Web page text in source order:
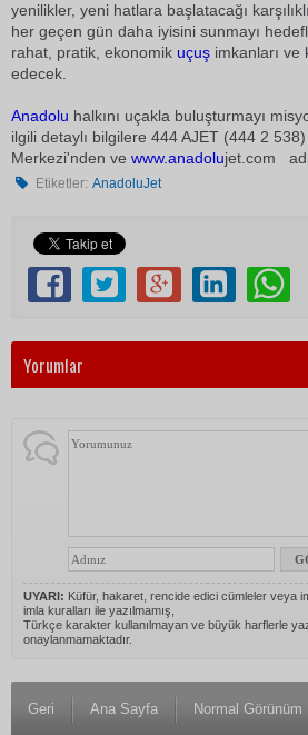
yenilikler, yeni hatlara başlatacağı
her geçen gün daha iyisini sunmayı
rahat, pratik, ekonomik uçuş imkanları
edecek.
Anadolu halkını uçakla buluşturmayı
ilgili detaylı bilgilere 444 AJET (444 2 538)
Merkezi'nden ve www.anadolujet.com
Etiketler: AnadoluJet
Yorumlar
UYARI: Küfür, hakaret, rencide edici cümleler veya
imla kuralları ile yazılmamış,
Türkçe karakter kullanılmayan ve büyük harflerle
onaylanmamaktadır.
Geri Ana Sayfa Normal Görünüm